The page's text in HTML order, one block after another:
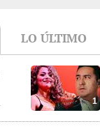
LO ÚLTIMO
1